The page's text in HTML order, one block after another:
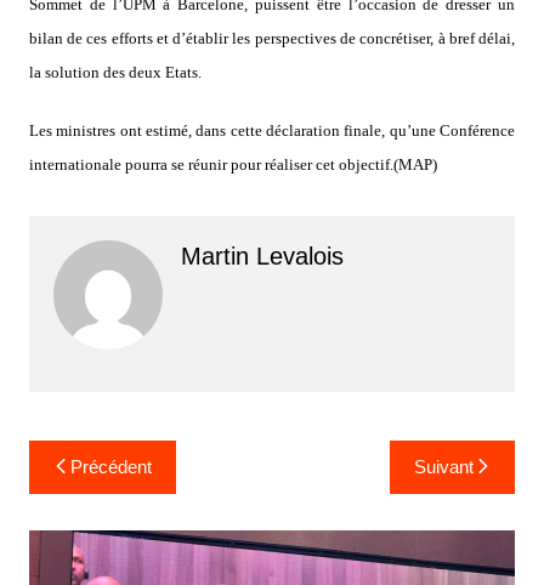
Sommet de l’UPM à Barcelone, puissent être l’occasion de dresser un
bilan de ces efforts et d’établir les perspectives de concrétiser, à bref délai,
la solution des deux Etats.
Les ministres ont estimé, dans cette déclaration finale, qu’une Conférence
internationale pourra se réunir pour réaliser cet objectif.(MAP)
Martin Levalois
Navigation
de
l’article
Précédent Suivant